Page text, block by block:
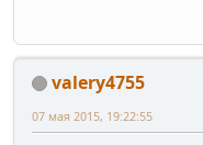
valery4755
07 мая 2015, 19:22:55